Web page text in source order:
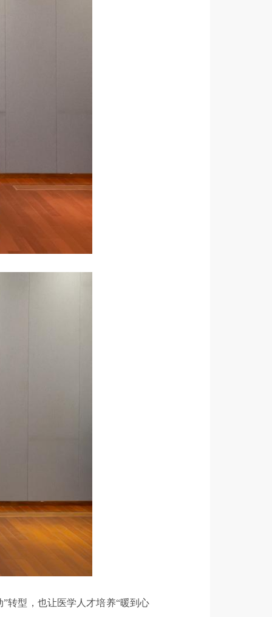
转型，也让医学人才培养“暖到心